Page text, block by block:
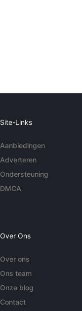
Site-Links
Aanbiedingen
Adverteren
Ondersteuning
DMCA
Over Ons
Over ons
Ons team
Onze blog
Contact